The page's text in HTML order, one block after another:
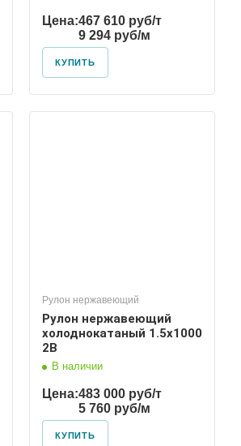
Цена:467 610 руб/т
9 294 руб/м
КУПИТЬ
Рулон нержавеющий
Рулон нержавеющий
холоднокатаный 1.5х1000
2В
В наличии
Цена:483 000 руб/т
5 760 руб/м
КУПИТЬ